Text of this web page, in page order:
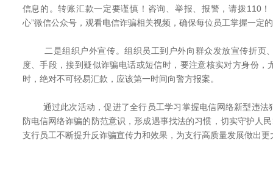
信息的。转账汇款一定要谨慎！咨询、举报、报警，请拨110
心”微信公众号，观看电信诈骗相关视频，确保每位员工掌握一定
二是组织户外宣传。组织员工到户外向群众发放宣传折页
度、手段，接到疑似诈骗电话或短信时，要注意核实对方身份，
时，绝对不可轻易汇款，应该第一时间向警方报案。
通过此次活动，促进了全行员工学习掌握电信网络新型违法
防电信网络诈骗的防范意识，形成遇事找法的习惯，切实守护人
支行员工不断提升反诈骗宣传力和效果，为支行高质量发展做出更